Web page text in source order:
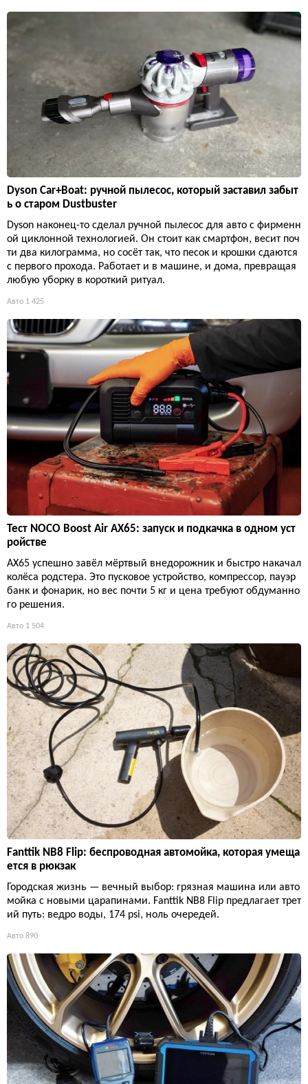
Dyson Car+Boat: ручной пылесос, который заставил забыт
ь о старом Dustbuster
Dyson наконец-то сделал ручной пылесос для авто с фирменн
ой циклонной технологией. Он стоит как смартфон, весит поч
ти два килограмма, но сосёт так, что песок и крошки сдаются
с первого прохода. Работает и в машине, и дома, превращая
любую уборку в короткий ритуал.
Авто 1 425
Тест NOCO Boost Air AX65: запуск и подкачка в одном уст
ройстве
AX65 успешно завёл мёртвый внедорожник и быстро накачал
колёса родстера. Это пусковое устройство, компрессор, пауэр
банк и фонарик, но вес почти 5 кг и цена требуют обдуманно
го решения.
Авто 1 504
Fanttik NB8 Flip: беспроводная автомойка, которая умеща
ется в рюкзак
Городская жизнь — вечный выбор: грязная машина или авто
мойка с новыми царапинами. Fanttik NB8 Flip предлагает трет
ий путь: ведро воды, 174 psi, ноль очередей.
Авто 890